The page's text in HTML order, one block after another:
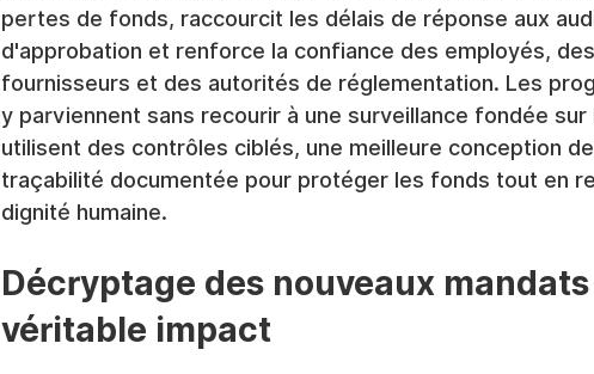
pertes de fonds, raccourcit les délais de réponse aux
d'approbation et renforce la confiance des employés,
fournisseurs et des autorités de réglementation. Les
y parviennent sans recourir à une surveillance fondée sur
utilisent des contrôles ciblés, une meilleure conception
traçabilité documentée pour protéger les fonds tout en
dignité humaine.
Décryptage des nouveaux
véritable impact